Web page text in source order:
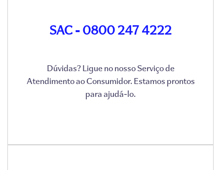
SAC - 0800 247 4222
Dúvidas? Ligue no nosso Serviço de
Atendimento ao Consumidor. Estamos prontos
para ajudá-lo.